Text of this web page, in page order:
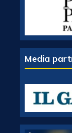
Media